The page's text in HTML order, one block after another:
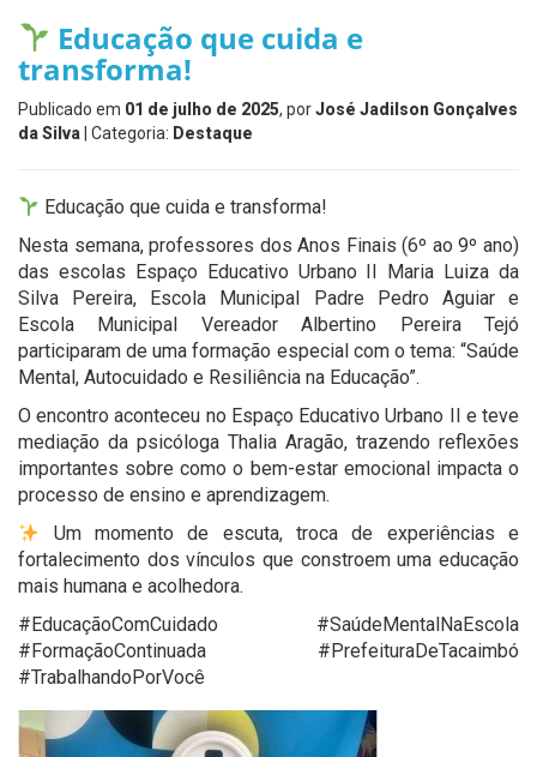
Educação que cuida e
transforma!
Publicado em 01 de julho de 2025, porJosé Jadilson Gonçalves
da Silva | Categoria: Destaque
Educação que cuida e transforma!
Nesta semana, professores dos Anos Finais (6º ao 9º ano)
das escolas Espaço Educativo Urbano II Maria Luiza da
Silva Pereira, Escola Municipal Padre Pedro Aguiar e
Escola Municipal Vereador Albertino Pereira Tejó
participaram de uma formação especial com o tema: “Saúde
Mental, Autocuidado e Resiliência na Educação”.
O encontro aconteceu no Espaço Educativo Urbano II e teve
mediação da psicóloga Thalia Aragão, trazendo reflexões
importantes sobre como o bem-estar emocional impacta o
processo de ensino e aprendizagem.
Um momento de escuta, troca de experiências e
fortalecimento dos vínculos que constroem uma educação
mais humana e acolhedora.
#EducaçãoComCuidado #SaúdeMentalNaEscola
#FormaçãoContinuada #PrefeituraDeTacaimbó
#TrabalhandoPorVocê